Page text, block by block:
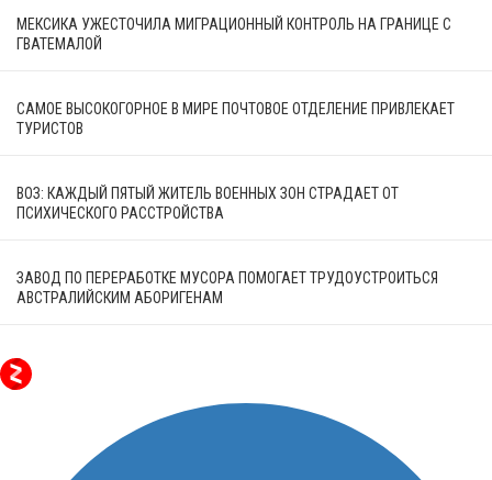
МЕКСИКА УЖЕСТОЧИЛА МИГРАЦИОННЫЙ КОНТРОЛЬ НА ГРАНИЦЕ С
ГВАТЕМАЛОЙ
САМОЕ ВЫСОКОГОРНОЕ В МИРЕ ПОЧТОВОЕ ОТДЕЛЕНИЕ ПРИВЛЕКАЕТ
ТУРИСТОВ
ВОЗ: КАЖДЫЙ ПЯТЫЙ ЖИТЕЛЬ ВОЕННЫХ ЗОН СТРАДАЕТ ОТ
ПСИХИЧЕСКОГО РАССТРОЙСТВА
ЗАВОД ПО ПЕРЕРАБОТКЕ МУСОРА ПОМОГАЕТ ТРУДОУСТРОИТЬСЯ
АВСТРАЛИЙСКИМ АБОРИГЕНАМ